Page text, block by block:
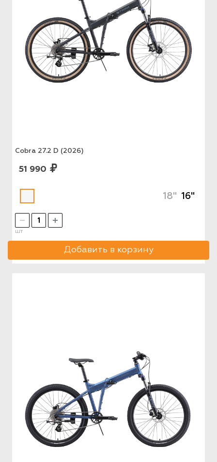
Cobra 27.2 D (2026)
51 990
16"
18"
шт
Добавить в корзину